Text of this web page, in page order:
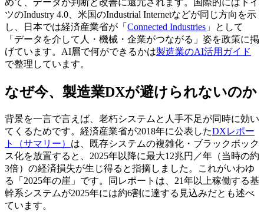
めて、データが判断と改善に還元されます。国際的にはドイ
ツのIndustry 4.0、米国のIndustrial Internetなどが同じ方向を示
し、日本では経済産業省が「 Connected Industries 」として
「データを介して人・機械・企業がつながる」姿を政策に掲
げています。AI層で何ができるかは製造業のAI活用ガイド
で整理しています。
なぜ今、製造業DXが避けられないのか
背景を一言で言えば、老朽システムと人手不足が同時に効い
てくるためです。経済産業省が2018年に公表したDXレポー
ト（サマリー） は、既存システムの複雑化・ブラックボック
ス化を放置すると、2025年以降に最大12兆円／年（当時の約
3倍）の経済損失が生じ得ると指摘しました。これがいわゆ
る「2025年の崖」です。同レポートは、21年以上稼働する基
幹系システムが2025年には約6割に達する見込みだとも述べ
ています。